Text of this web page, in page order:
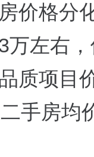
价格分
万左右
质项目
手房均